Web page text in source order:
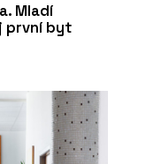
Mladí
první byt